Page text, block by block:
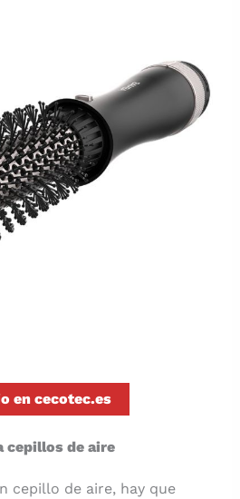
en cecotec.es
cepillos de aire
cepillo de aire, hay que